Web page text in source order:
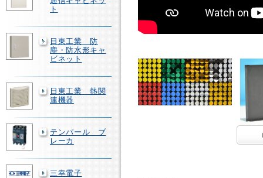
ト
日東工業 防
塵・防水形キャ
ビネット
日東工業 熱関
連機器
テンパール ブ
レーカ
三幸電子